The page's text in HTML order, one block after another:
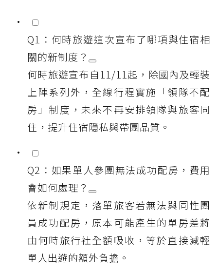
Q1：何時旅遊這次宣布了哪項與住宿相
關的新制度？
何時旅遊宣布自11/11起，除國內及輕裝
上陣系列外，全線行程實施「領隊不配
房」制度，未來不再安排領隊與旅客同
住，提升住宿隱私與帶團品質。
Q2：如果單人參團無法成功配房，費用
會如何處理？
依新制規定，落單旅客若無法與同性團
員成功配房，原本可能產生的單房差將
由何時旅行社全額吸收，等於直接減輕
單人出遊的額外負擔。